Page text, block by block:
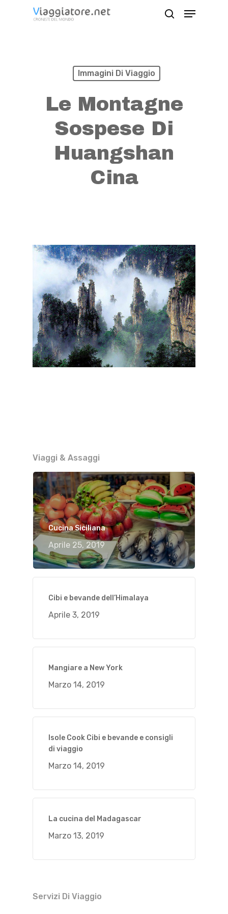
Menu
Immagini Di Viaggio
Le Montagne
Sospese Di
Huangshan
Cina
Viaggi & Assaggi
Cucina Siciliana
Aprile 25, 2019
Cibi e bevande dell’Himalaya
Aprile 3, 2019
Mangiare a New York
Marzo 14, 2019
Isole Cook Cibi e bevande e consigli
di viaggio
Marzo 14, 2019
La cucina del Madagascar
Marzo 13, 2019
Servizi Di Viaggio